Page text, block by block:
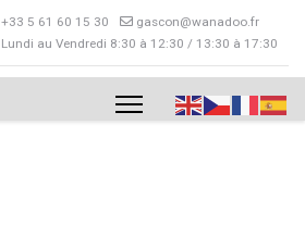
+33 5 61 60 15 30
gascon@wanadoo.fr
Lundi au Vendredi 8:30 à 12:30 / 13:30 à 17:30